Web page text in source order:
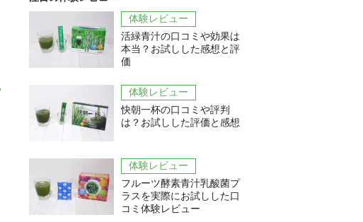
体験レビュー
活緑青汁の口コミや効果は
本当？お試しした感想と評
価
体験レビュー
快朝一杯の口コミや評判
は？お試しした評価と感想
体験レビュー
フルーツ酵素青汁乳酸菌プ
ラスを実際にお試しした口
コミ体験レビュー